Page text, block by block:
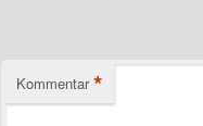
Kommentar *